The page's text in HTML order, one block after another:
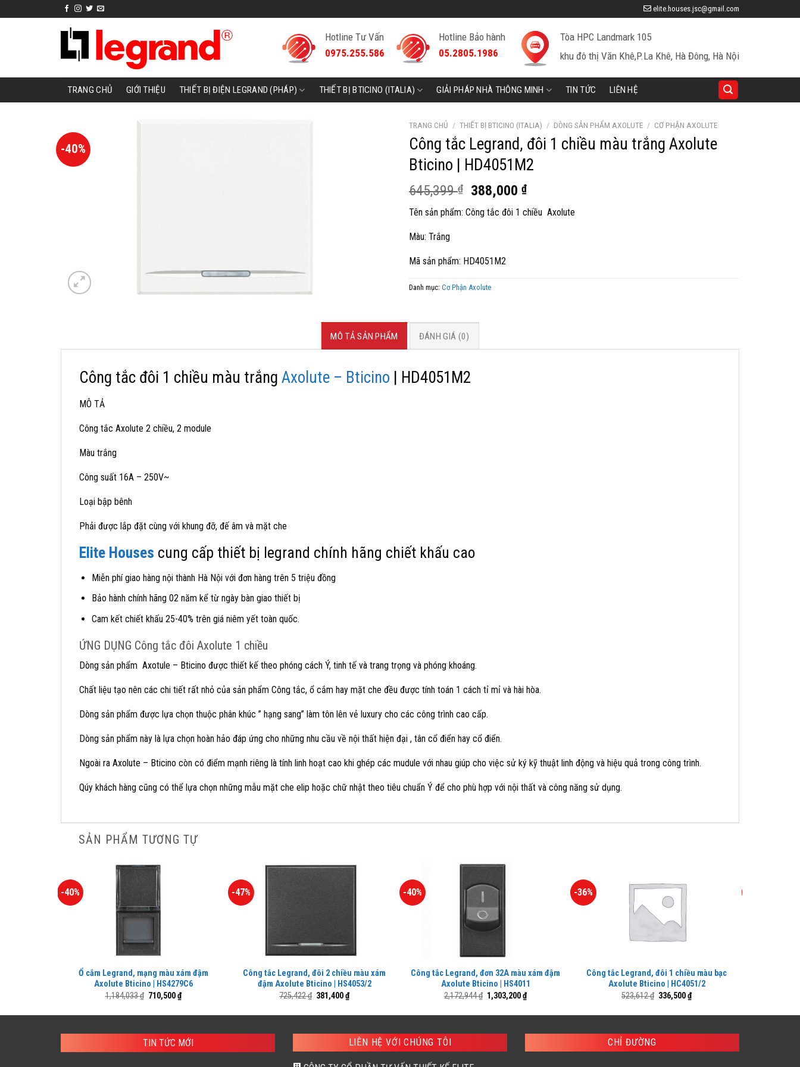
to
elite.houses.jsc@gmail.com
Hotline Tư Vấn
0975.255.586
Hotline Bảo hành
05.2805.1986
Tòa HPC Landmark 105
khu đô thị Văn Khê,P.La Khê, Hà Đông, Hà Nội
TRANG CHỦ GIỚI THIỆU THIẾT BỊ ĐIỆN LEGRAND (PHÁP) THIẾT BỊ BTICINO (ITALIA) GIẢI PHÁP NHÀ THÔNG MINH TIN TỨC LIÊN HỆ
-40%
TRANG CHỦ / THIẾT BỊ BTICINO (ITALIA) / DÒNG SẢN PHẨM AXOLUTE / CƠ PHẬN AXOLUTE
Công tắc Legrand, đôi 1 chiều màu trắng Axolute
Bticino | HD4051M2
645,399₫
Giá
gốc
là:
388,000₫Giá
hiện
tại
Tên sản phẩm: Công tắc đôi 1 chiều Axolute
Màu: Trắng
Mã sản phẩm: HD4051M2
Danh mục: Cơ Phận Axolute
MÔ TẢ SẢN PHẨM ĐÁNH GIÁ (0)
Công tắc đôi 1 chiều màu trắng Axolute – Bticino | HD4051M2
MÔ TẢ
Công tắc Axolute 2 chiều, 2 module
Màu trắng
Công suất 16A – 250V~
Loại bập bênh
Phải được lắp đặt cùng với khung đỡ, đế âm và mặt che
Elite Houses cung cấp thiết bị legrand chính hãng chiết khấu cao
Miễn phí giao hàng nội thành Hà Nội với đơn hàng trên 5 triệu đồng
Bảo hành chính hãng 02 năm kể từ ngày bàn giao thiết bị
Cam kết chiết khấu 25-40% trên giá niêm yết toàn quốc.
ỨNG DỤNG Công tắc đôi Axolute 1 chiều
Dòng sản phẩm Axotule – Bticino được thiết kế theo phóng cách Ý, tinh tế và trang trọng và phóng khoáng.
Chất liệu tạo nên các chi tiết rất nhỏ của sản phẩm Công tắc, ổ cắm hay mặt che đều được tính toán 1 cách tỉ mỉ và hài hòa.
Dòng sản phẩm được lựa chọn thuộc phân khúc ” hạng sang” làm tôn lên vẻ luxury cho các công trình cao cấp.
Dòng sản phẩm này là lựa chọn hoàn hảo đáp ứng cho những nhu cầu về nội thất hiện đại , tân cổ điển hay cổ điển.
Ngoài ra Axolute – Bticino còn có điểm mạnh riêng là tính linh hoạt cao khi ghép các mudule với nhau giúp cho việc sử ký kỹ thuật linh động và hiệu quả trong công trình.
Qúy khách hàng cũng có thể lựa chọn những mẫu mặt che elip hoặc chữ nhật theo tiêu chuẩn Ý để cho phù hợp với nội thất và công năng sử dụng.
SẢN PHẨM TƯƠNG TỰ
-40%
Ổ cắm Legrand, mạng màu xám đậm
Axolute Bticino | HS4279C6
1,184,033₫ Giá
710,500₫Giá
hiện
-47%
Công tắc Legrand, đôi 2 chiều màu xám
đậm Axolute Bticino | HS4053/2
725,422₫ Giá
381,400₫Giá
hiện
-40%
Công tắc Legrand, đơn 32A màu xám đậm
Axolute Bticino | HS4011
2,172,944₫ Giá
gốc
1,303,200₫Giá
hiện
-36%
Công tắc Legrand, đôi 1 chiều màu bạc
Axolute Bticino | HC4051/2
523,612₫ Giá
336,500₫Giá
hiện
TIN TỨC MỚI LIÊN HỆ VỚI CHÚNG TÔI CHỈ ĐƯỜNG